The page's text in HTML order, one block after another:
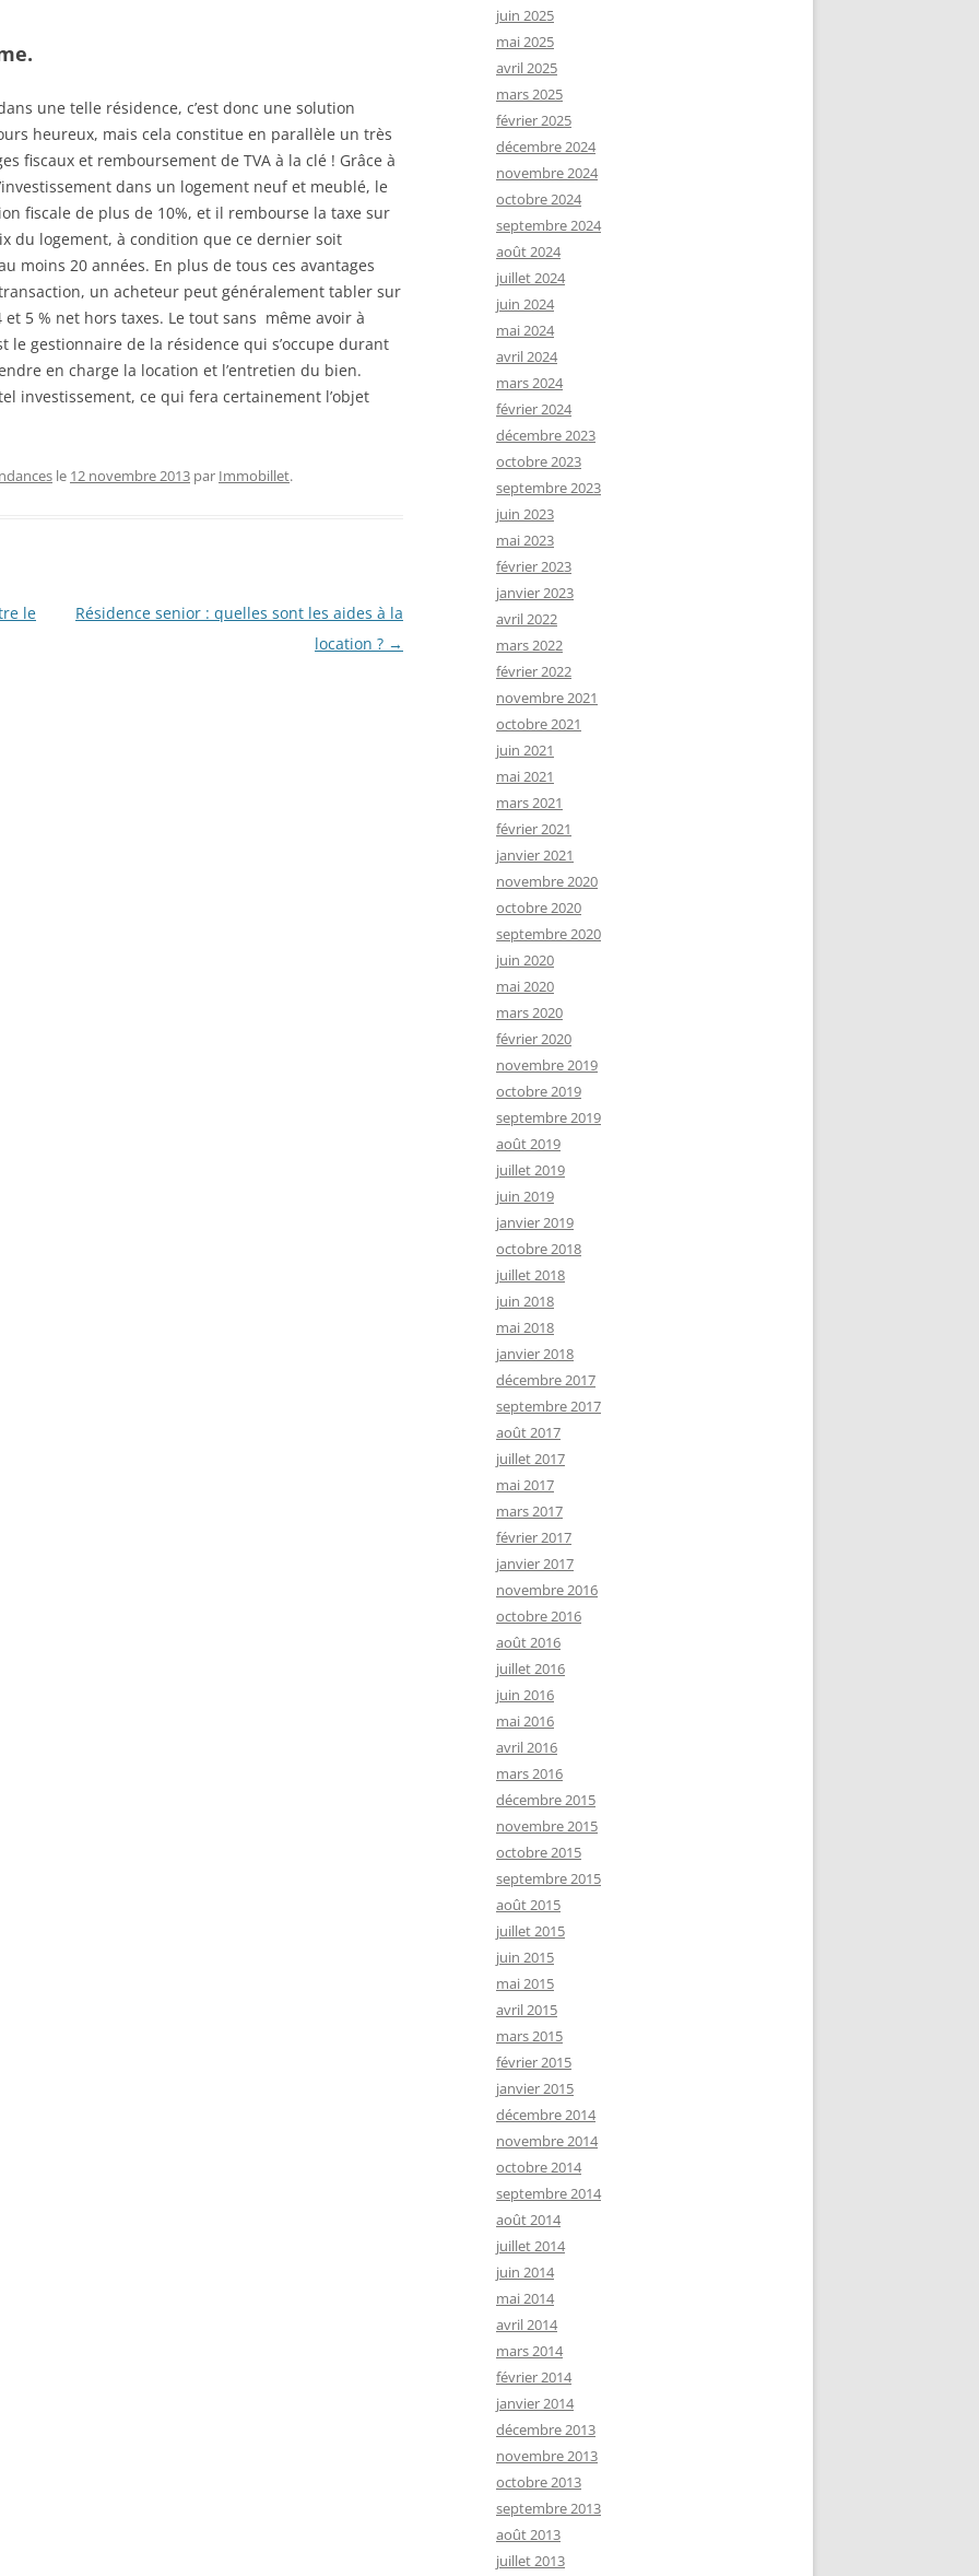
une telle résidence, c’est donc une solution
heureux, mais cela constitue en parallèle un très
fiscaux et remboursement de TVA à la clé ! Grâce à
dans un logement neuf et meublé, le
fiscale de plus de 10%, et il rembourse la taxe sur
du logement, à condition que ce dernier soit
moins 20 années. En plus de tous ces avantages
un acheteur peut généralement tabler sur
5 % net hors taxes. Le tout sans même avoir à
le gestionnaire de la résidence qui s’occupe durant
en charge la location et l’entretien du bien.
investissement, ce qui fera certainement l’objet
le 12 novembre 2013 par Immobillet.
le
Résidence senior : quelles sont les aides à la
location ? →
juin 2025
mai 2025
avril 2025
mars 2025
février 2025
décembre 2024
novembre 2024
octobre 2024
septembre 2024
août 2024
juillet 2024
juin 2024
mai 2024
avril 2024
mars 2024
février 2024
décembre 2023
octobre 2023
septembre 2023
juin 2023
mai 2023
février 2023
janvier 2023
avril 2022
mars 2022
février 2022
novembre 2021
octobre 2021
juin 2021
mai 2021
mars 2021
février 2021
janvier 2021
novembre 2020
octobre 2020
septembre 2020
juin 2020
mai 2020
mars 2020
février 2020
novembre 2019
octobre 2019
septembre 2019
août 2019
juillet 2019
juin 2019
janvier 2019
octobre 2018
juillet 2018
juin 2018
mai 2018
janvier 2018
décembre 2017
septembre 2017
août 2017
juillet 2017
mai 2017
mars 2017
février 2017
janvier 2017
novembre 2016
octobre 2016
août 2016
juillet 2016
juin 2016
mai 2016
avril 2016
mars 2016
décembre 2015
novembre 2015
octobre 2015
septembre 2015
août 2015
juillet 2015
juin 2015
mai 2015
avril 2015
mars 2015
février 2015
janvier 2015
décembre 2014
novembre 2014
octobre 2014
septembre 2014
août 2014
juillet 2014
juin 2014
mai 2014
avril 2014
mars 2014
février 2014
janvier 2014
décembre 2013
novembre 2013
octobre 2013
septembre 2013
août 2013
juillet 2013